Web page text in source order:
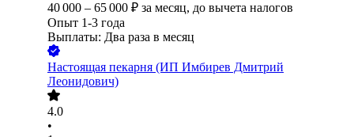
40 000 – 65 000 ₽ за месяц, до вычета налогов
Опыт 1-3 года
Выплаты: Два раза в месяц
Настоящая пекарня (ИП Имбирев Дмитрий
Леонидович)
4.0
•